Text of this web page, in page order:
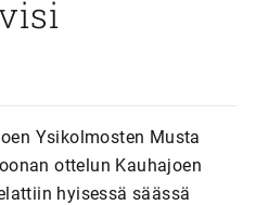
Ysikolmosten Musta
ottelun Kauhajoen
hyisessä säässä